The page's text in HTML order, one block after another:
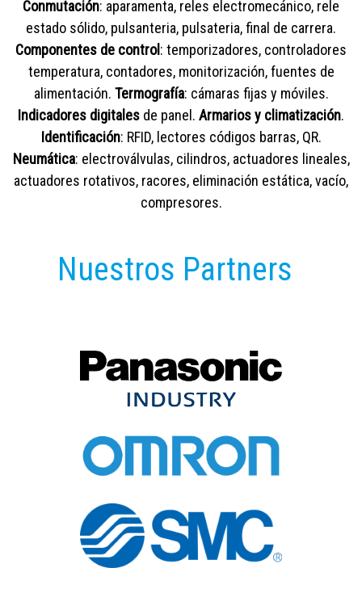
Conmutación: aparamenta, reles electromecánico, rele
estado sólido, pulsanteria, pulsateria, final de carrera.
Componentes de control: temporizadores, controladores
temperatura, contadores, monitorización, fuentes de
alimentación. Termografía: cámaras fijas y móviles.
Indicadores digitales de panel. Armarios y climatización.
Identificación: RFID, lectores códigos barras, QR.
Neumática: electroválvulas, cilindros, actuadores lineales,
actuadores rotativos, racores, eliminación estática, vacío,
compresores.
Nuestros Partners